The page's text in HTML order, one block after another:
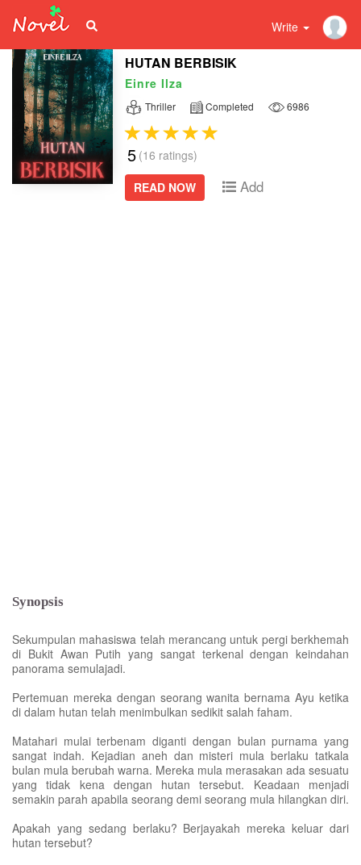
Write
HUTAN BERBISIK
Einre Ilza
Thriller Completed 6986
5 (16 ratings)
READ NOW
Add
Synopsis
Sekumpulan mahasiswa telah merancang untuk pergi berkhemah
di Bukit Awan Putih yang sangat terkenal dengan keindahan
panorama semulajadi.
Pertemuan mereka dengan seorang wanita bernama Ayu ketika
di dalam hutan telah menimbulkan sedikit salah faham.
Matahari mulai terbenam diganti dengan bulan purnama yang
sangat indah. Kejadian aneh dan misteri mula berlaku tatkala
bulan mula berubah warna. Mereka mula merasakan ada sesuatu
yang tidak kena dengan hutan tersebut. Keadaan menjadi
semakin parah apabila seorang demi seorang mula hilangkan diri.
Apakah yang sedang berlaku? Berjayakah mereka keluar dari
hutan tersebut?